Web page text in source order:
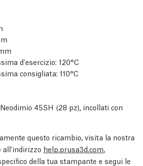
d'esercizio: 120°C
consigliata: 110°C
45SH (28 pz), incollati con
questo ricambio, visita la nostra
all'indirizzo help.prusa3d.com,
della tua stampante e segui le